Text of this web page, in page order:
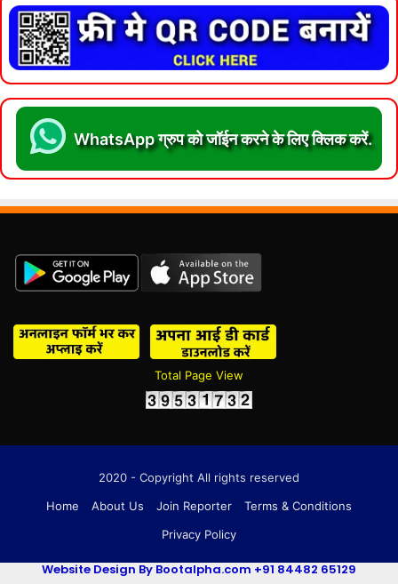
WhatsApp ग्रुप को जॉईन करने के लिए क्लिक करें.
Total Page View
2020 - Copyright All rights reserved
Home
About Us Join Reporter
Terms & Conditions
Privacy Policy
Website Design By Bootalpha.com +91 84482 65129